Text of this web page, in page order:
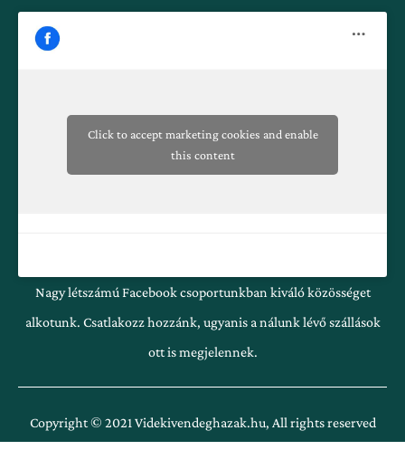
Click to accept marketing cookies and enable
this content
Nagy létszámú Facebook csoportunkban kiváló közösséget
alkotunk. Csatlakozz hozzánk, ugyanis a nálunk lévő szállások
ott is megjelennek.
Copyright © 2021 Videkivendeghazak.hu, All rights reserved